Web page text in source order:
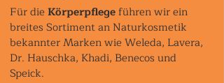
Für dieKörperpflegeführen wir ein
breites Sortiment an Naturkosmetik
bekannter Marken wie Weleda, Lavera,
Dr. Hauschka, Khadi, Benecos und
Speick.